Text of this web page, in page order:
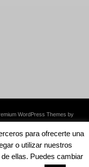
WordPress Themes by
para ofrecerte una
o utilizar nuestros
ellas. Puedes cambiar